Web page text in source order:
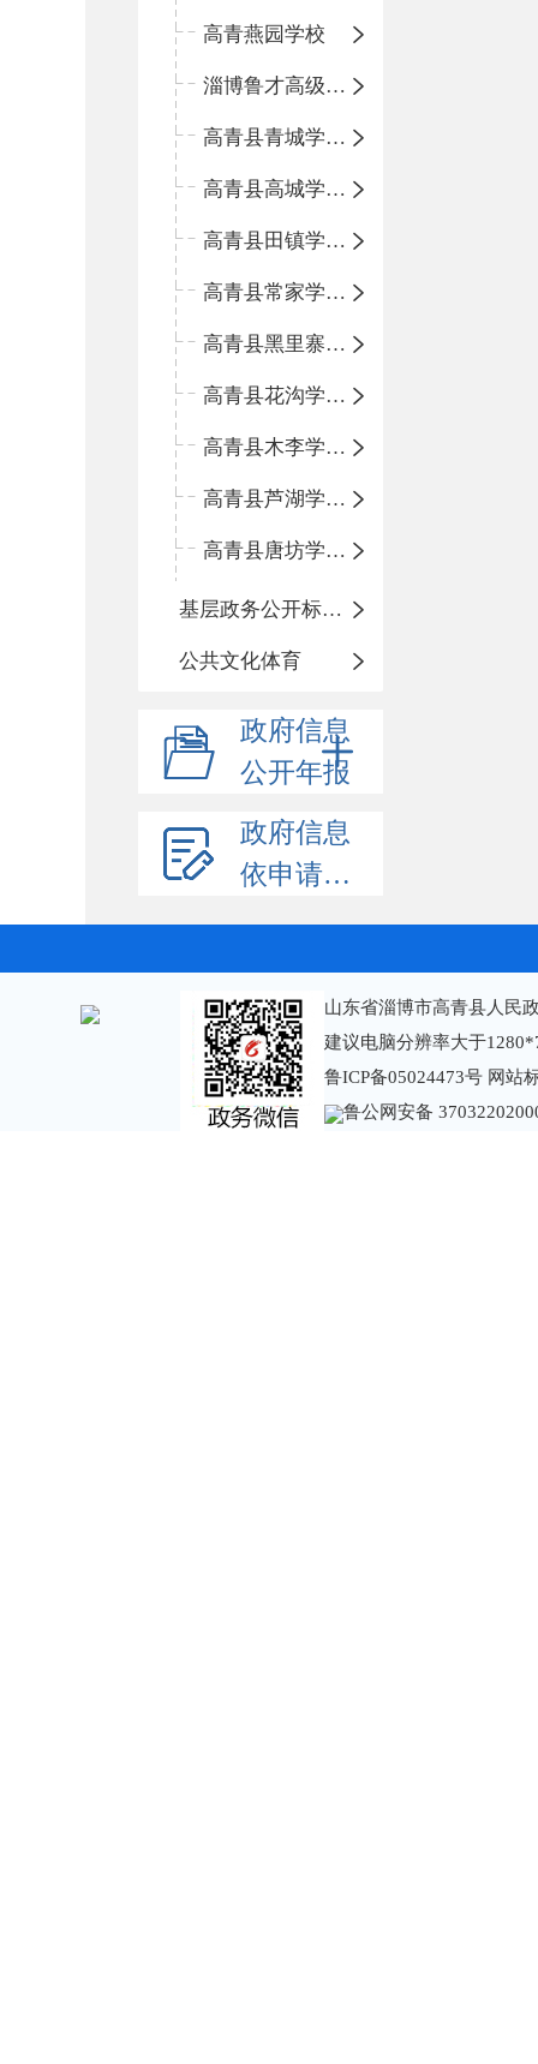
高青燕园学校
淄博鲁才高级中学
高青县青城学区中心小学
高青县高城学区中心小学
高青县田镇学区中心小学
高青县常家学区中心小学
高青县黑里寨学区中心小学
高青县花沟学区中心小学
高青县木李学区中心小学
高青县芦湖学区中心小学
高青县唐坊学区中心小学
基层政务公开标准化规范化
公共文化体育
政府信息
公开年报
政府信息
依申请公开
山东省淄博市高青县人民
建议电脑分辨率大于
鲁ICP备05024473号 网站
鲁公网安备